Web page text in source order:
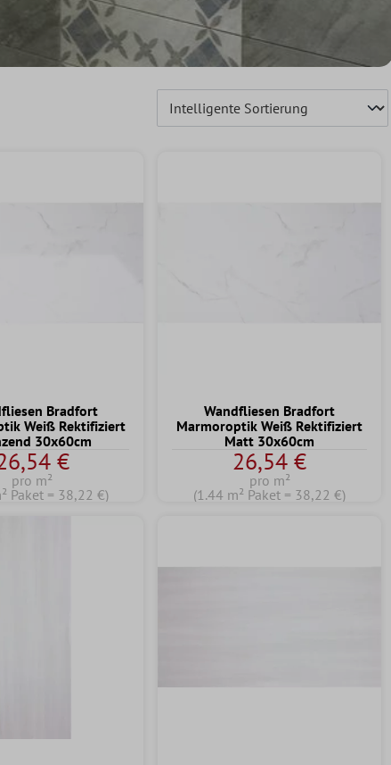
Bradfort
Weiß Rektifiziert
30x60cm
€
pro m²
Paket = 38,22 €)
Wandfliesen Bradfort
Marmoroptik Weiß Rektifiziert
Matt 30x60cm
26,54 €
pro m²
(1.44 m² Paket = 38,22 €)